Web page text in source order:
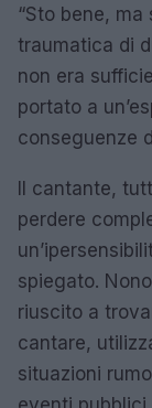
“Sto bene, ma
traumatica di
non era
portato a
conseguenze
Il cantante,
perdere
spiegato.
riuscito a
cantare,
situazioni